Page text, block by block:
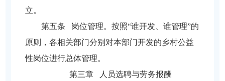
立。
第五条 岗位管理。按照“谁开发、谁管理”的
原则，各相关部门分别对本部门开发的乡村公益
性岗位进行总体管理。
第三章 人员选聘与劳务报酬